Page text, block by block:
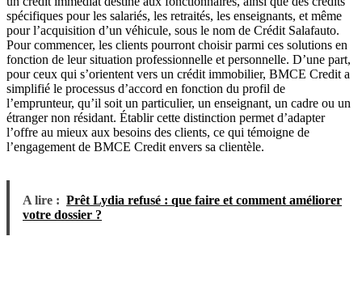
spécifiques pour les salariés, les retraités, les enseignants, et même
pour l’acquisition d’un véhicule, sous le nom de Crédit Salafauto.
Pour commencer, les clients pourront choisir parmi ces solutions en
fonction de leur situation professionnelle et personnelle. D’une part,
pour ceux qui s’orientent vers un crédit immobilier, BMCE Credit a
simplifié le processus d’accord en fonction du profil de
l’emprunteur, qu’il soit un particulier, un enseignant, un cadre ou un
étranger non résidant. Établir cette distinction permet d’adapter
l’offre au mieux aux besoins des clients, ce qui témoigne de
l’engagement de BMCE Credit envers sa clientèle.
A lire : Prêt Lydia refusé : que faire et comment améliorer
votre dossier ?